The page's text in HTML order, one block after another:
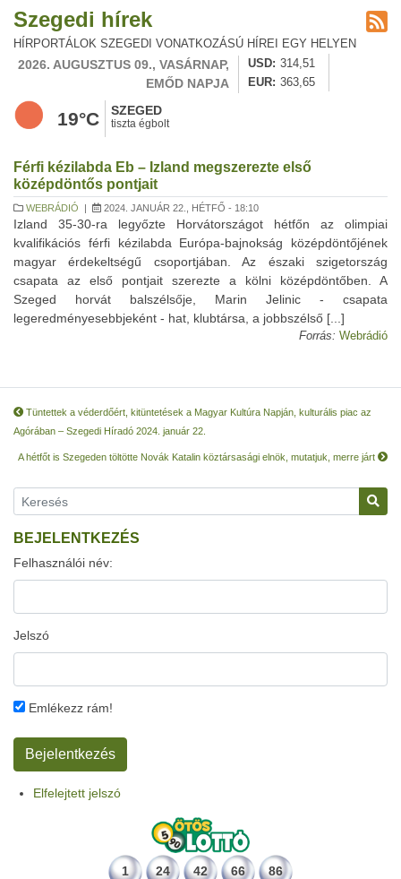
Szegedi hírek
HÍRPORTÁLOK SZEGEDI VONATKOZÁSÚ HÍREI EGY HELYEN
2026. AUGUSZTUS 09., VASÁRNAP,
EMŐD NAPJA
USD
314,51
EUR
363,65
19°C SZEGED
tiszta égbolt
Férfi kézilabda Eb – Izland megszerezte első
középdöntős pontjait
WEBRÁDIÓ | 2024. JANUÁR 22., HÉTFŐ - 18:10
Izland 35-30-ra legyőzte Horvátországot hétfőn az olimpiai
kvalifikációs férfi kézilabda Európa-bajnokság középdöntőjének
magyar érdekeltségű csoportjában. Az északi szigetország
csapata az első pontjait szerezte a kölni középdöntőben. A
Szeged horvát balszélsője, Marin Jelinic - csapata
legeredményesebbjeként - hat, klubtársa, a jobbszélső [...]
Forrás: Webrádió
Tüntettek a véderdőért, kitüntetések a Magyar Kultúra Napján, kulturális piac az
Agórában – Szegedi Híradó 2024. január 22.
A hétfőt is Szegeden töltötte Novák Katalin köztársasági elnök, mutatjuk, merre járt
BEJELENTKEZÉS
Felhasználói név:
Jelszó
Emlékezz rám!
Elfelejtett jelszó
1 24 42 66 86